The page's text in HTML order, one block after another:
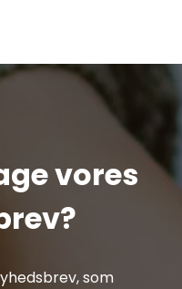
vores
som